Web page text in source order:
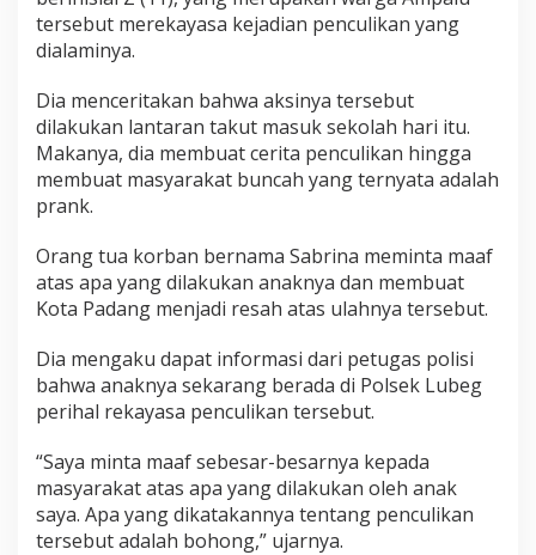
c
i
k
n
A
k
G
e
e
r
k
a
S
e
K
o
tersebut merekayasa kejadian penculikan yang
dialaminya.
Dia menceritakan bahwa aksinya tersebut
dilakukan lantaran takut masuk sekolah hari itu.
Makanya, dia membuat cerita penculikan hingga
membuat masyarakat buncah yang ternyata adalah
prank.
Orang tua korban bernama Sabrina meminta maaf
atas apa yang dilakukan anaknya dan membuat
Kota Padang menjadi resah atas ulahnya tersebut.
Dia mengaku dapat informasi dari petugas polisi
bahwa anaknya sekarang berada di Polsek Lubeg
perihal rekayasa penculikan tersebut.
“Saya minta maaf sebesar-besarnya kepada
masyarakat atas apa yang dilakukan oleh anak
saya. Apa yang dikatakannya tentang penculikan
tersebut adalah bohong,” ujarnya.